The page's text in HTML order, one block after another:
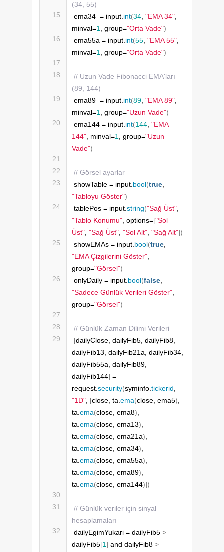
(34, 55)
ema34  = input.int(34, "EMA 34",
minval=1, group="Orta Vade")
ema55a = input.int(55, "EMA 55",
minval=1, group="Orta Vade")
// Uzun Vade Fibonacci EMA'ları
(89, 144)
ema89  = input.int(89, "EMA 89",
minval=1, group="Uzun Vade")
ema144 = input.int(144, "EMA
144", minval=1, group="Uzun
Vade")
// Görsel ayarlar
showTable = input.bool(true
"Tabloyu Göster")
tablePos = input.string("Sağ Üst"
"Tablo Konumu", options=["Sol
Üst", "Sağ Üst", "Sol Alt", "Sağ Alt"])
showEMAs = input.bool(true
"EMA Çizgilerini Göster",
group="Görsel")
onlyDaily = input.bool(false
"Sadece Günlük Verileri Göster",
group="Görsel")
// Günlük Zaman Dilimi Verileri
[dailyClose, dailyFib5, dailyFib8,
dailyFib13, dailyFib21a, dailyFib34,
dailyFib55a, dailyFib89,
dailyFib144] =
request.security(syminfo.tickerid
"1D", [close, ta.ema(close, ema5),
ta.ema(close, ema8),
ta.ema(close, ema13),
ta.ema(close, ema21a),
ta.ema(close, ema34),
ta.ema(close, ema55a),
ta.ema(close, ema89),
ta.ema(close, ema144)])
// Günlük veriler için sinyal
hesaplamaları
dailyEgimYukari = dailyFib5 >
dailyFib5[1] and dailyFib8 >